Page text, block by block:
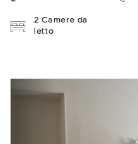
2 Camere da
letto